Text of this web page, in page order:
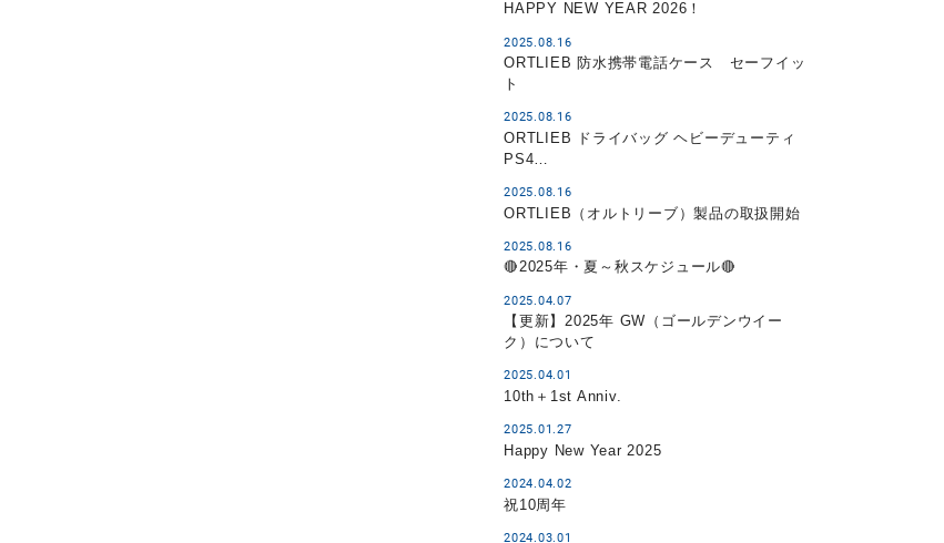
HAPPY NEW YEAR 2026！
2025.08.16
ORTLIEB 防水携帯電話ケース セーフイッ
ト
2025.08.16
ORTLIEB ドライバッグ ヘビーデューティ
PS4…
2025.08.16
ORTLIEB（オルトリーブ）製品の取扱開始
2025.08.16
🔴2025年・夏～秋スケジュール🔴
2025.04.07
【更新】2025年 GW（ゴールデンウイー
ク）について
2025.04.01
10th＋1st Anniv.
2025.01.27
Happy New Year 2025
2024.04.02
祝10周年
2024.03.01